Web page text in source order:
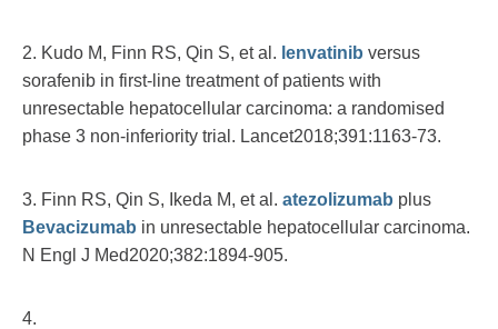
2. Kudo M, Finn RS, Qin S, et al. lenvatinib versus
sorafenib in first-line treatment of patients with
unresectable hepatocellular carcinoma: a randomised
phase 3 non-inferiority trial. Lancet2018;391:1163-73.
3. Finn RS, Qin S, Ikeda M, et al. atezolizumab plus
Bevacizumab in unresectable hepatocellular carcinoma.
N Engl J Med2020;382:1894-905.
4.